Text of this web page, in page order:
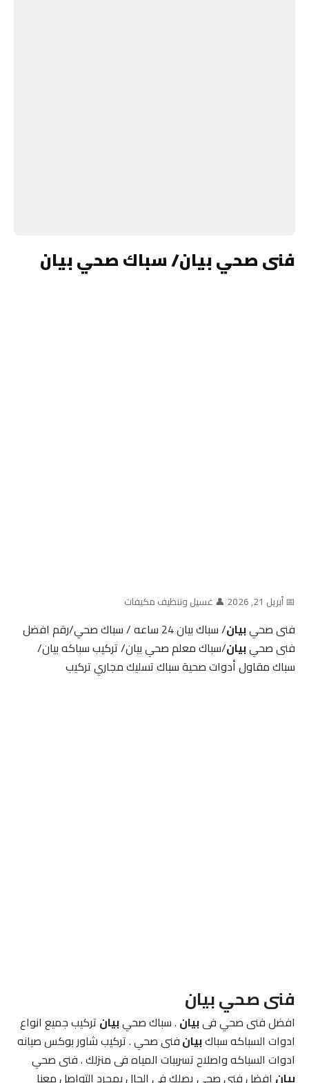
فنى صحي بيان/ سباك صحي بيان
📅 أبريل 21, 2026 |👤 غسيل وتنظيف مكيفات
فنى صحيبيان
/ سباك بيان 24 ساعه / سباك صحي/رقم افضل
فنى صحيبيان/سباك معلم صحي بيان/ تركيب سباكه بيان/
سباك مقاول أدوات صحية سباك تسليك مجاري تركيب
فنى صحي بيان
افضل فنى صحي فىبيان. سباك صحيبيانتركيب جميع انواع
ادوات السباكه سباكبيانفنى صحي . تركيب شاور بوكس صيانه
ادوات السباكه واصلاح تسرببات المياه فى منزلك . فنى صحي
بيانافضل فنى صحي يصلك فى الحال بمجرد التواصل معنا